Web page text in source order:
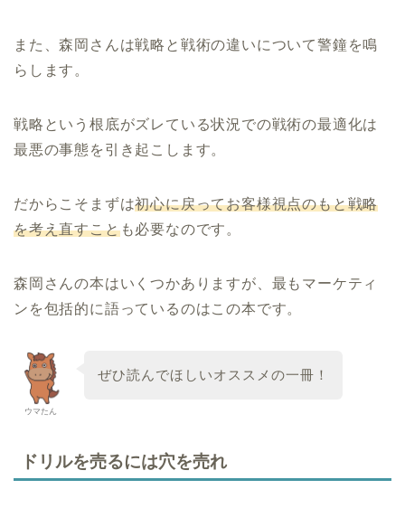
また、森岡さんは戦略と戦術の違いについて警鐘を鳴
らします。
戦略という根底がズレている状況での戦術の最適化は
最悪の事態を引き起こします。
だからこそまずは初心に戻ってお客様視点のもと戦略
を考え直すことも必要なのです。
森岡さんの本はいくつかありますが、最もマーケティ
ンを包括的に語っているのはこの本です。
ウマたん
ぜひ読んでほしいオススメの一冊！
ドリルを売るには穴を売れ